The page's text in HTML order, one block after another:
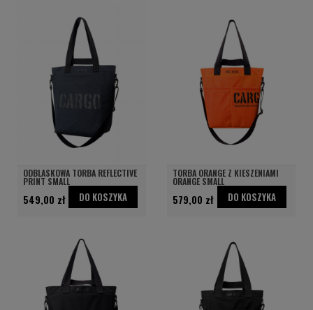
ODBLASKOWA TORBA REFLECTIVE
PRINT SMALL
549,00 zł DO KOSZYKA
TORBA ORANGE Z KIESZENIAMI
ORANGE SMALL
579,00 zł DO KOSZYKA